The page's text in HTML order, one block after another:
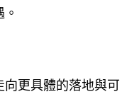
更具體的落地與可